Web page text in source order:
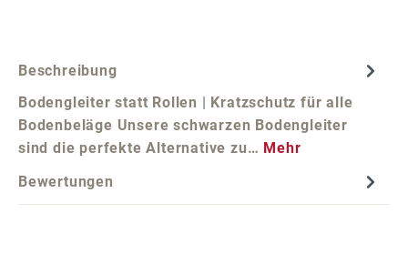
Beschreibung
Bodengleiter statt Rollen | Kratzschutz für alle
Bodenbeläge Unsere schwarzen Bodengleiter
sind die perfekte Alternative zu… Mehr
Bewertungen